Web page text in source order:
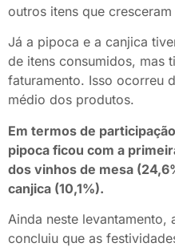
outros itens que
Já a pipoca e a canjica
de itens consumidos, mas
faturamento. Isso ocorreu
médio dos produtos.
Em termos de
pipoca ficou com a
dos vinhos de mesa
canjica (10,1%).
Ainda neste levantamento,
concluiu que as